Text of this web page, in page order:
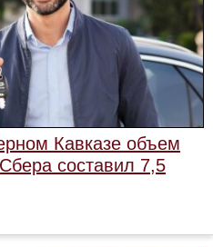
Кавказе объем
составил 7,5